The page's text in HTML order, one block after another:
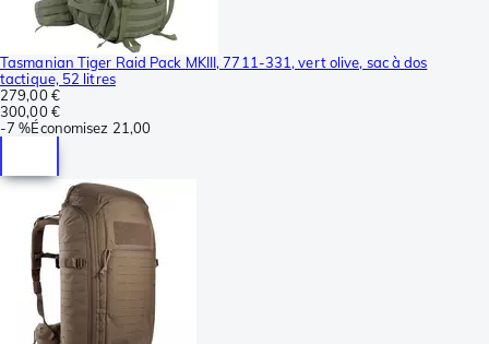
Tasmanian Tiger Raid Pack MKIII, 7711-331, vert olive, sac à dos
tactique, 52 litres
279,00 €
300,00 €
-7 %Économisez 21,00